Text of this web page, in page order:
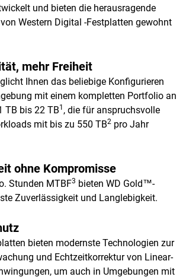
und bieten die herausragende
Western Digital -Festplatten gewohnt
mehr Freiheit
Ihnen das beliebige Konfigurieren
mit einem kompletten Portfolio an
TB bis 22 TB1 , die für anspruchsvolle
mit bis zu 550 TB2 pro Jahr
ohne Kompromisse
Stunden MTBF3 bieten WD Gold™-
Zuverlässigkeit und Langlebigkeit.
bieten modernste Technologien zur
und Echtzeitkorrektur von Linear-
um auch in Umgebungen mit